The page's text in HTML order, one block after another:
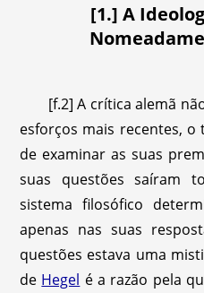
[1.] A
[f.2] A crítica alemã
esforços mais recentes,
de examinar as suas
suas questões saíram
sistema filosófico
apenas nas suas
questões estava uma
de Hegel é a razão pela